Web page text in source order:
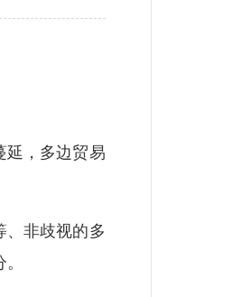
，多边贸易
非歧视的多